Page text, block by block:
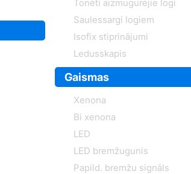
Tonēti aizmugurējie logi
Saulessargi logiem
Isofix stiprinājumi
Ledusskapis
Gaismas
Xenona
Bi xenona
LED
LED bremžugunis
Papild. bremžu signāls